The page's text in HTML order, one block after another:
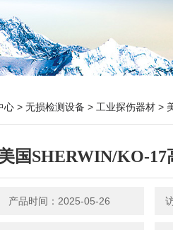
心 > 无损检测设备 > 工业探伤器材 >
国SHERWIN/KO-17
产品时间：2025-05-26